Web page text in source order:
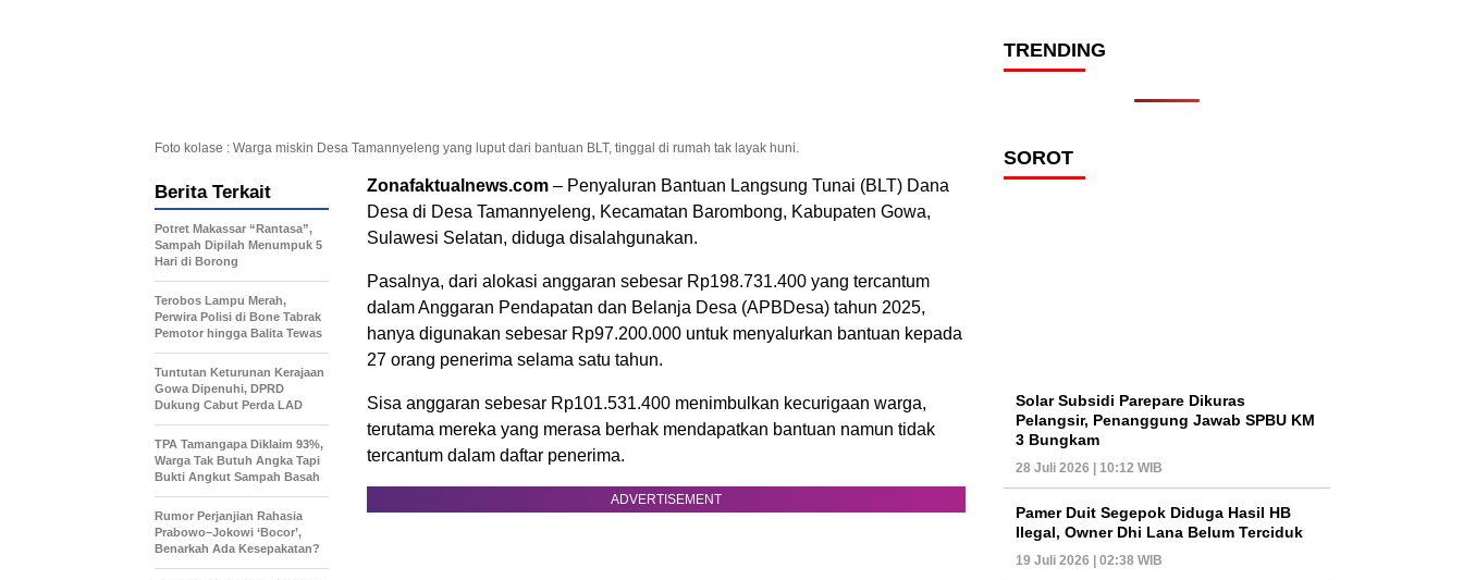
Foto kolase : Warga miskin Desa Tamannyeleng yang luput dari bantuan BLT, tinggal di rumah tak layak huni.
Zonafaktualnews.com – Penyaluran Bantuan Langsung Tunai (BLT) Dana
Desa di Desa Tamannyeleng, Kecamatan Barombong, Kabupaten Gowa,
Sulawesi Selatan, diduga disalahgunakan.
Pasalnya, dari alokasi anggaran sebesar Rp198.731.400 yang tercantum
dalam Anggaran Pendapatan dan Belanja Desa (APBDesa) tahun 2025,
hanya digunakan sebesar Rp97.200.000 untuk menyalurkan bantuan kepada
27 orang penerima selama satu tahun.
Sisa anggaran sebesar Rp101.531.400 menimbulkan kecurigaan warga,
terutama mereka yang merasa berhak mendapatkan bantuan namun tidak
tercantum dalam daftar penerima.
ADVERTISEMENT
Berita Terkait
Potret Makassar “Rantasa”,
Sampah Dipilah Menumpuk 5
Hari di Borong
Terobos Lampu Merah,
Perwira Polisi di Bone Tabrak
Pemotor hingga Balita Tewas
Tuntutan Keturunan Kerajaan
Gowa Dipenuhi, DPRD
Dukung Cabut Perda LAD
TPA Tamangapa Diklaim 93%,
Warga Tak Butuh Angka Tapi
Bukti Angkut Sampah Basah
Rumor Perjanjian Rahasia
Prabowo–Jokowi ‘Bocor’,
Benarkah Ada Kesepakatan?
TRENDING
SOROT
Solar Subsidi Parepare Dikuras
Pelangsir, Penanggung Jawab SPBU KM
3 Bungkam
28 Juli 2026 | 10:12 WIB
Pamer Duit Segepok Diduga Hasil HB
Ilegal, Owner Dhi Lana Belum Terciduk
19 Juli 2026 | 02:38 WIB